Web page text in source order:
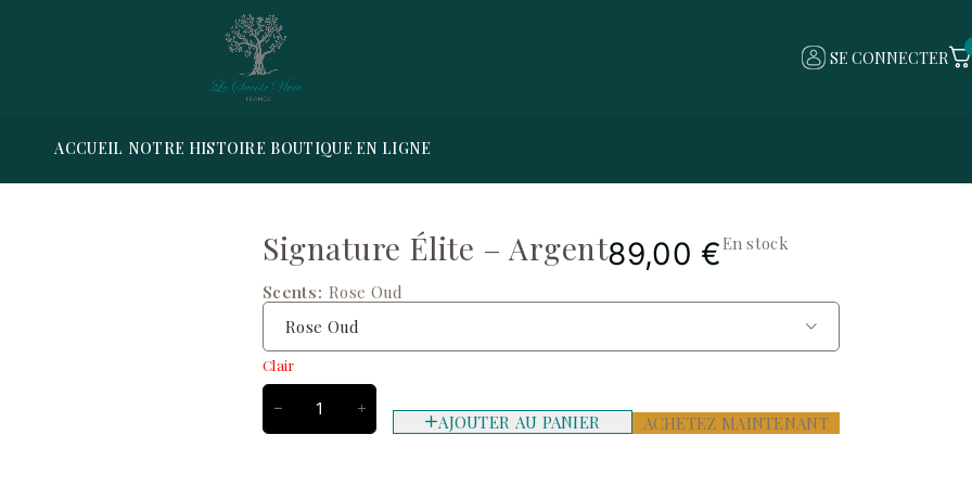
SE CONNECTER
ACCUEIL NOTRE HISTOIRE BOUTIQUE EN LIGNE
Signature Élite – Argent89,00€En stock
Scents Rose Oud
Clair
AJOUTER AU PANIER ACHETEZ MAINTENANT